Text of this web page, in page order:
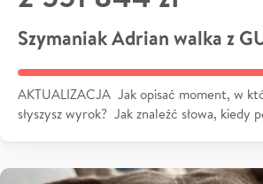
Szymaniak Adrian walka z
AKTUALIZACJA Jak opisać moment, w
słyszysz wyrok? Jak znaleźć słowa, kiedy